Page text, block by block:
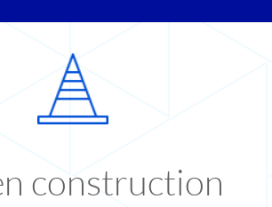
construction